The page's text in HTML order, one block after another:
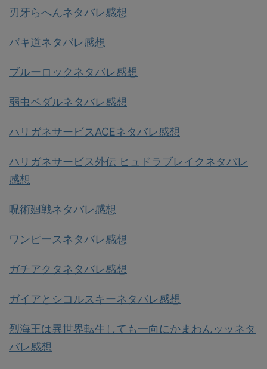
刃牙らへんネタバレ感想
バキ道ネタバレ感想
ブルーロックネタバレ感想
弱虫ペダルネタバレ感想
ハリガネサービスACEネタバレ感想
ハリガネサービス外伝 ヒュドラブレイクネタバレ
感想
呪術廻戦ネタバレ感想
ワンピースネタバレ感想
ガチアクタネタバレ感想
ガイアとシコルスキーネタバレ感想
烈海王は異世界転生しても一向にかまわんッッネタ
バレ感想